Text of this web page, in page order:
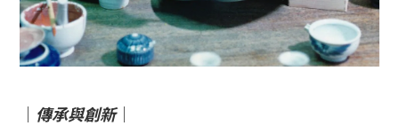
｜ 傳承與創新｜